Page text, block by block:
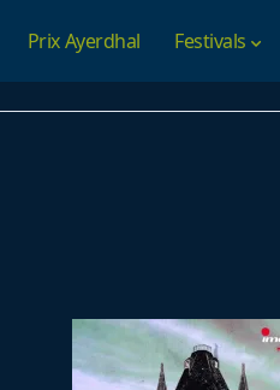
Prix Ayerdhal Festivals